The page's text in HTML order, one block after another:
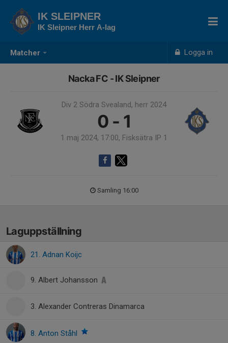
Matcher Logga in
IK SLEIPNER
IK Sleipner Herr A-lag
Nacka FC - IK Sleipner
Div 2 Södra Svealand, herr 2024
0 - 1
1 maj 2024, 17:00, Fisksätra IP 1
Samling 16:00
Laguppställning
21. Adnan Koijc
9. Albert Johansson
3. Alexander Contreras Dinamarca
8. Anton Ståhl